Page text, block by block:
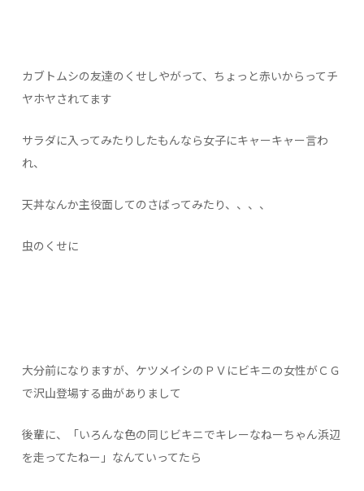
カブトムシの友達のくせしやがって、ちょっと赤いからってチ
ヤホヤされてます
サラダに入ってみたりしたもんなら女子にキャーキャー言わ
れ、
天丼なんか主役面してのさばってみたり、、、、
虫のくせに
大分前になりますが、ケツメイシのＰＶにビキニの女性がＣＧ
で沢山登場する曲がありまして
後輩に、「いろんな色の同じビキニでキレーなねーちゃん浜辺
を走ってたねー」なんていってたら